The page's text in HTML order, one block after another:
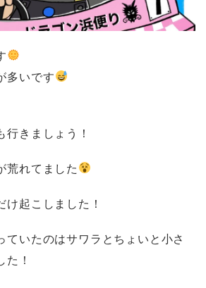
多いです
行きましょう！
荒れてました
け起こしました！
ていたのはサワラとちょいと小さ
た！